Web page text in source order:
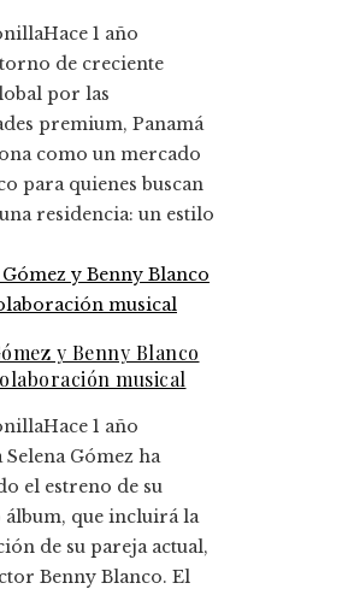
Hace 1 año
de creciente
por las
premium, Panamá
como un mercado
para quienes buscan
residencia: un estilo
y Benny Blanco
musical
Hace 1 año
Selena Gómez ha
el estreno de su
que incluirá la
de su pareja actual,
Benny Blanco. El